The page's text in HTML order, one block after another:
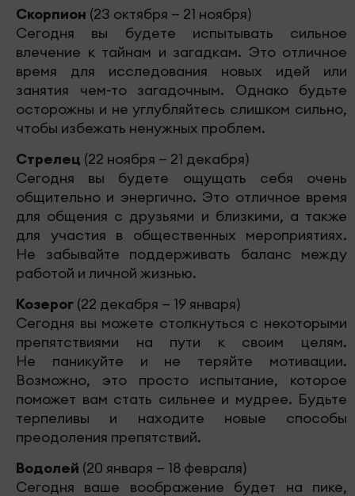
Скорпион (23 октября — 21 ноября)
Сегодня вы будете испытывать сильное
влечение к тайнам и загадкам. Это отличное
время для исследования новых идей или
занятия чем-то загадочным. Однако будьте
осторожны и не углубляйтесь слишком сильно,
чтобы избежать ненужных проблем.
Стрелец (22 ноября — 21 декабря)
Сегодня вы будете ощущать себя очень
общительно и энергично. Это отличное время
для общения с друзьями и близкими, а также
для участия в общественных мероприятиях.
Не забывайте поддерживать баланс между
работой и личной жизнью.
Козерог (22 декабря — 19 января)
Сегодня вы можете столкнуться с некоторыми
препятствиями на пути к своим целям.
Не паникуйте и не теряйте мотивации.
Возможно, это просто испытание, которое
поможет вам стать сильнее и мудрее. Будьте
терпеливы и находите новые способы
преодоления препятствий.
Водолей (20 января — 18 февраля)
Сегодня ваше воображение будет на пике,